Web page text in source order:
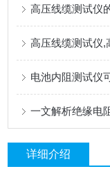
高压线缆测试仪
高压线缆测试仪,
电池内阻测试仪
一文解析绝缘电
详细介绍